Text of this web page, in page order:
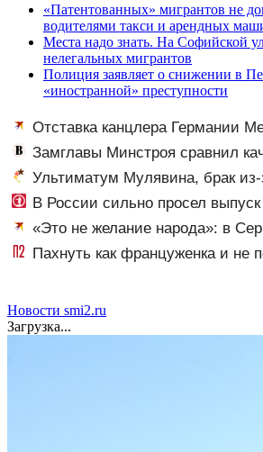
«Патентованных» мигрантов не
водителями такси и арендных
Места надо знать. На Софийской
нелегальных мигрантов
Полиция заявляет о снижении в
«иностранной» преступности
Отставка канцлера Германии
новости на 7 августа 2026 и
Замглавы Минстроя сравнил
недвижимости в США и России
Ультиматум Мулявина, брак из-
пиццерия во Флориде: как
«Песняров» Анатолия
В России сильно просел выпуск
«Это не желание народа»: в
что заставило страну принять
Пахнуть как француженка и не
Новости smi2.ru
Загрузка...